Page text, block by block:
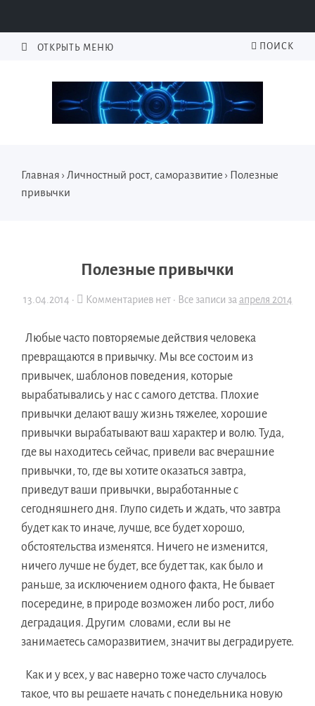
ОТКРЫТЬ МЕНЮ ПОИСК
Главная › Личностный рост, саморазвитие › Полезные
привычки
Полезные привычки
13.04.2014 · Комментариев нет · Все записи за апреля 2014
Любые часто повторяемые действия человека
превращаются в привычку. Мы все состоим из
привычек, шаблонов поведения, которые
вырабатывались у нас c самого детства. Плохие
привычки делают вашу жизнь тяжелее, хорошие
привычки вырабатывают ваш характер и волю. Туда,
где вы находитесь сейчас, привели вас вчерашние
привычки, то, где вы хотите оказаться завтра,
приведут ваши привычки, выработанные с
сегодняшнего дня. Глупо сидеть и ждать, что завтра
будет как то иначе, лучше, все будет хорошо,
обстоятельства изменятся. Ничего не изменится,
ничего лучше не будет, все будет так, как было и
раньше, за исключением одного факта, Не бывает
посередине, в природе возможен либо рост, либо
деградация. Другим словами, если вы не
занимаетесь саморазвитием, значит вы деградируете.
Как и у всех, у вас наверно тоже часто случалось
такое, что вы решаете начать с понедельника новую